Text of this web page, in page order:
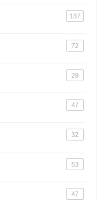
137
72
29
47
32
53
47